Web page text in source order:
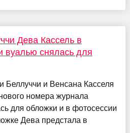
Дева Кассель в
вуалью снялась для
Беллуччи и Венсана Касселя
номера журнала
для обложки и в фотосессии
Дева предстала в